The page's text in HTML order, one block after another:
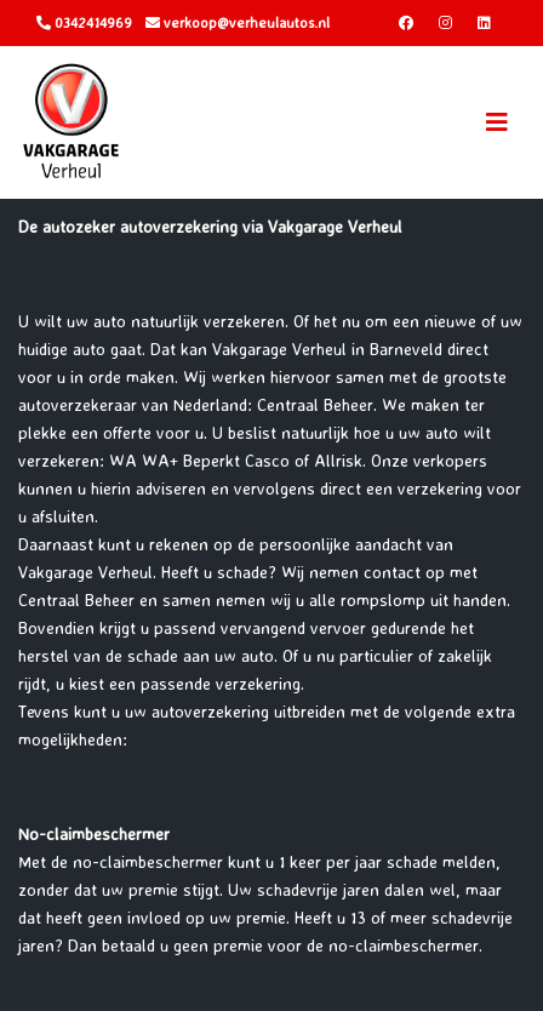
0342414969 verkoop@verheulautos.nl
De autozeker autoverzekering via Vakgarage Verheul
U wilt uw auto natuurlijk verzekeren. Of het nu om een nieuwe of uw
huidige auto gaat. Dat kan Vakgarage Verheul in Barneveld direct
voor u in orde maken. Wij werken hiervoor samen met de grootste
autoverzekeraar van Nederland: Centraal Beheer. We maken ter
plekke een offerte voor u. U beslist natuurlijk hoe u uw auto wilt
verzekeren: WA WA+ Beperkt Casco of Allrisk. Onze verkopers
kunnen u hierin adviseren en vervolgens direct een verzekering voor
u afsluiten.
Daarnaast kunt u rekenen op de persoonlijke aandacht van
Vakgarage Verheul. Heeft u schade? Wij nemen contact op met
Centraal Beheer en samen nemen wij u alle rompslomp uit handen.
Bovendien krijgt u passend vervangend vervoer gedurende het
herstel van de schade aan uw auto. Of u nu particulier of zakelijk
rijdt, u kiest een passende verzekering.
Tevens kunt u uw autoverzekering uitbreiden met de volgende extra
mogelijkheden:
No-claimbeschermer
Met de no-claimbeschermer kunt u 1 keer per jaar schade melden,
zonder dat uw premie stijgt. Uw schadevrije jaren dalen wel, maar
dat heeft geen invloed op uw premie. Heeft u 13 of meer schadevrije
jaren? Dan betaald u geen premie voor de no-claimbeschermer.